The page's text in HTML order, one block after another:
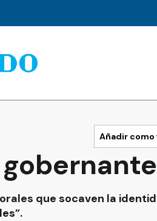
Añadir como
que socaven la